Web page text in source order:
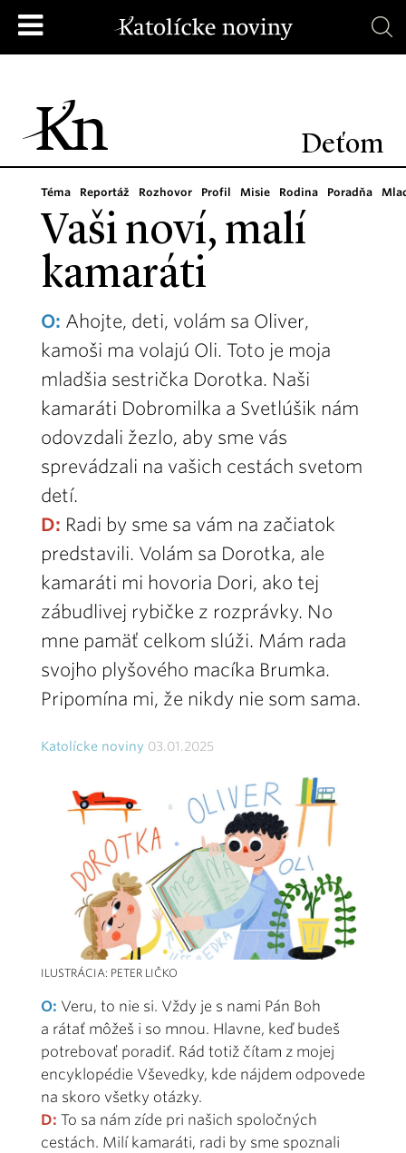
Deťom
Téma Reportáž Rozhovor Profil Misie Rodina Poradňa
Vaši noví, malí
kamaráti
O: Ahojte, deti, volám sa Oliver,
kamoši ma volajú Oli. Toto je moja
mladšia sestrička Dorotka. Naši
kamaráti Dobromilka a Svetlúšik nám
odovzdali žezlo, aby sme vás
sprevádzali na vašich cestách svetom
detí.
D: Radi by sme sa vám na začiatok
predstavili. Volám sa Dorotka, ale
kamaráti mi hovoria Dori, ako tej
zábudlivej rybičke z rozprávky. No
mne pamäť celkom slúži. Mám rada
svojho plyšového macíka Brumka.
Pripomína mi, že nikdy nie som sama.
Katolícke noviny 03.01.2025
ILUSTRÁCIA: PETER LIČKO
O: Veru, to nie si. Vždy je s nami Pán Boh
a rátať môžeš i so mnou. Hlavne, keď budeš
potrebovať poradiť. Rád totiž čítam z mojej
encyklopédie Vševedky, kde nájdem odpovede
na skoro všetky otázky.
D: To sa nám zíde pri našich spoločných
cestách. Milí kamaráti, radi by sme spoznali